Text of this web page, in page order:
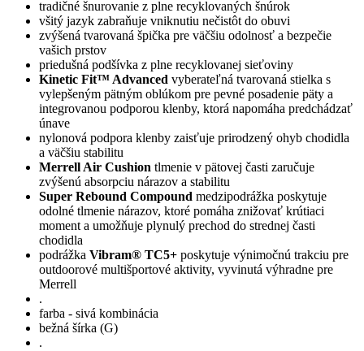
tradičné šnurovanie z plne recyklovaných šnúrok
všitý jazyk zabraňuje vniknutiu nečistôt do obuvi
zvýšená tvarovaná špička pre väčšiu odolnosť a bezpečie
vašich prstov
priedušná podšívka z plne recyklovanej sieťoviny
Kinetic Fit™ Advanced vyberateľná tvarovaná stielka s
vylepšeným pätným oblúkom pre pevné posadenie päty a
integrovanou podporou klenby, ktorá napomáha predchádzať
únave
nylonová podpora klenby zaisťuje prirodzený ohyb chodidla
a väčšiu stabilitu
Merrell Air Cushion tlmenie v pätovej časti zaručuje
zvýšenú absorpciu nárazov a stabilitu
Super Rebound Compound medzipodrážka poskytuje
odolné tlmenie nárazov, ktoré pomáha znižovať krútiaci
moment a umožňuje plynulý prechod do strednej časti
chodidla
podrážka Vibram® TC5+ poskytuje výnimočnú trakciu pre
outdoorové multišportové aktivity, vyvinutá výhradne pre
Merrell
.
farba - sivá kombinácia
bežná šírka (G)
.